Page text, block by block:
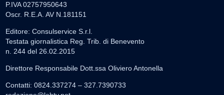
P.IVA 02757950643
Oscr. R.E.A. AV N.181151
Editore: Consulservice S.r.l.
Testata giornalistica Reg. Trib. di Benevento
n. 244 del 26.02.2015
Direttore Responsabile Dott.ssa Oliviero Antonella
Contatti: 0824.337274 – 327.7390733